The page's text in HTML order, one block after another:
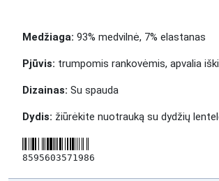
Medžiaga: 93% medvilnė, 7% elastanas
Pjūvis: trumpomis rankovėmis, apvalia
Dizainas: Su spauda
Dydis: žiūrėkite nuotrauką su dydžių
8595603571986